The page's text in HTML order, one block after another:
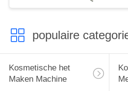
populaire
Kosmetische het
Maken Machine